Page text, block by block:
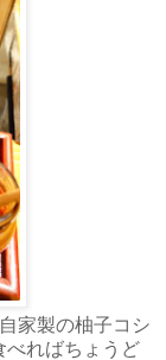
家製の柚子コシ
べればちょうど